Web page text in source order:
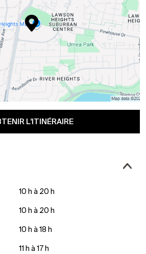
L'ITINÉRAIRE
10 h à 20 h
10 h à 20 h
10 h à 18 h
11 h à 17 h